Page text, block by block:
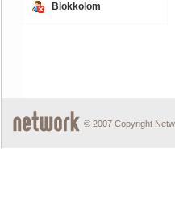
Blokkolom
© 2007 Copyright